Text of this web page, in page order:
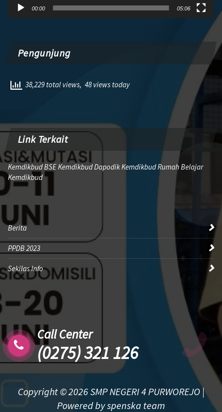
00:00 05:06
Pengunjung
38,229 total views, 48 views today
Link Terkait
Kemdikbud BSE Kemdikbud Dapodik Kemdikbud Rumah Belajar
Kemdikbud
Berita
PPDB 2023
Sekilas Info
Call Center
(0275) 321 126
Copyright © 2026 SMP NEGERI 4 PURWOREJO |
Powered by spenska team